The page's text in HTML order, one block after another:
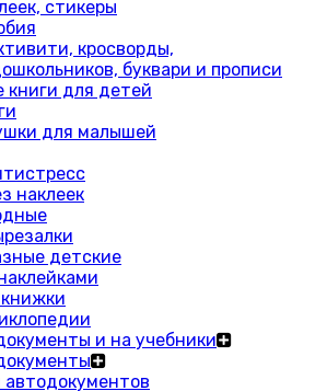
стикеры
кросворды,
буквари и прописи
книги для детей
для малышей
наклеек
детские
и на учебники